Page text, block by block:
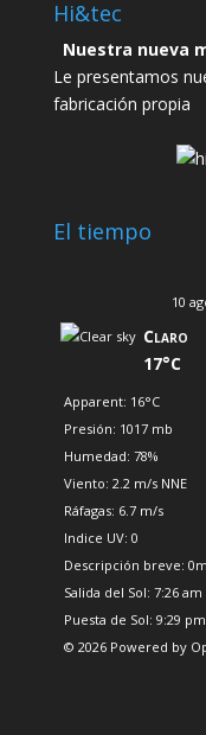
Hi&tec
Nuestra nueva
Le presentamos
fabricación propia
El tiempo
10
Claro
17°C
Apparent: 16°C
Presión: 1017 mb
Humedad: 78%
Viento: 2.2 m/s NNE
Ráfagas: 6.7 m/s
Indice UV: 0
Descripción breve:
Salida del Sol: 7:26 am
Puesta de Sol: 9:29 pm
© 2026 Powered by